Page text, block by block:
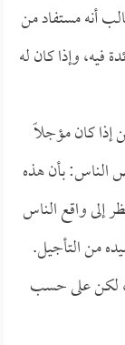
أنه مستفاد من
فيه، وإذا كان له
إذا كان مؤجلاً
الناس: بأن هذه
إلى واقع الناس
من التأجيل.
لكن على حسب